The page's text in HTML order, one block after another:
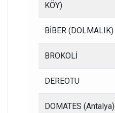
KÖY)
BİBER (DOLMALIK)
BROKOLİ
DEREOTU
DOMATES (Antalya)